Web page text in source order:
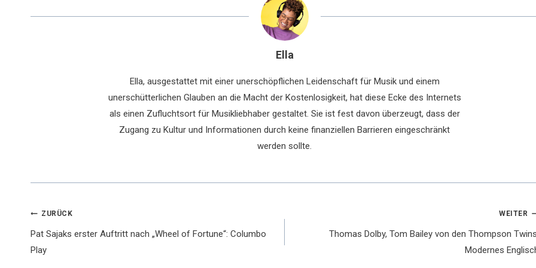
Ella
Ella, ausgestattet mit einer unerschöpflichen Leidenschaft für Musik und einem
unerschütterlichen Glauben an die Macht der Kostenlosigkeit, hat diese Ecke des Internets
als einen Zufluchtsort für Musikliebhaber gestaltet. Sie ist fest davon überzeugt, dass der
Zugang zu Kultur und Informationen durch keine finanziellen Barrieren eingeschränkt
werden sollte.
Beitragsnavigation
ZURÜCK
Pat Sajaks erster Auftritt nach „Wheel of Fortune“: Columbo
Play
WEITER
Thomas Dolby, Tom Bailey von den Thompson
Modernes